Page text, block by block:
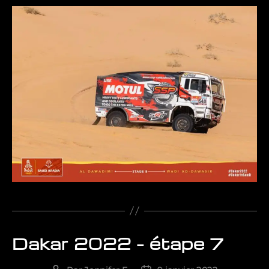
Catégories
Dakar 2022 – étape 7